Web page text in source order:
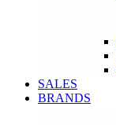
SALES
BRANDS